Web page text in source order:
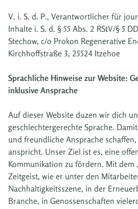
V. i. S. d. P., Verantwortlicher für
Inhalte i. S. d. § 55 Abs. 2 RStV/§ 5
Stechow, c/o Prokon Regenerative
Kirchhoffstraße 3, 25524 Itzehoe
Sprachliche Hinweise zur Website:
inklusive Ansprache
Auf dieser Website duzen wir dich
geschlechtergerechte Sprache.
und freundliche Ansprache
anspricht. Unser Ziel ist es, eine
Kommunikation zu fördern. Mit dem
Zeitgeist, wie er unter den
Nachhaltigkeitsszene, in der
Branche, in Genossenschaften